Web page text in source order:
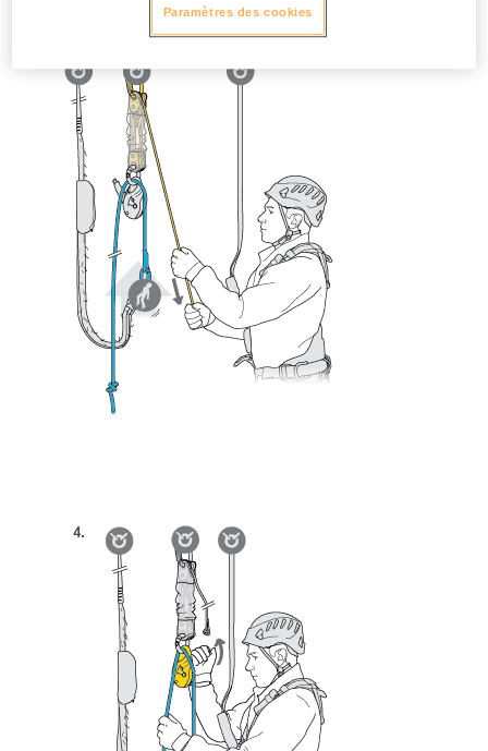
Paramètres des cookies